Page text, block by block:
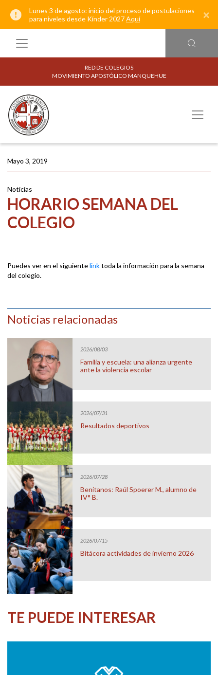
Lunes 3 de agosto: inicio del proceso de postulaciones
para niveles desde Kínder 2027Aquí ×
RED DE COLEGIOS
MOVIMIENTO APOSTÓLICO MANQUEHUE
Mayo 3, 2019
Noticias
HORARIO SEMANA DEL
COLEGIO
Puedes ver en el siguientelinktoda la información para la semana
del colegio.
Noticias relacionadas
2026/08/03
Familia y escuela: una alianza urgente
ante la violencia escolar
2026/07/31
Resultados deportivos
2026/07/28
Benitanos: Raúl Spoerer M., alumno de
IV° B.
2026/07/15
Bitácora actividades de invierno 2026
TE PUEDE INTERESAR